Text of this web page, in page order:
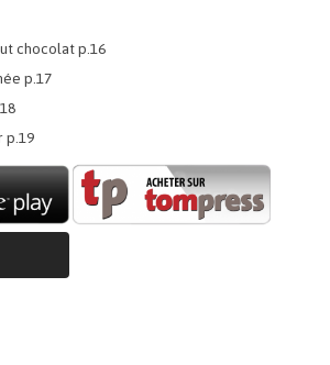
chocolat p.16
p.17
p.19